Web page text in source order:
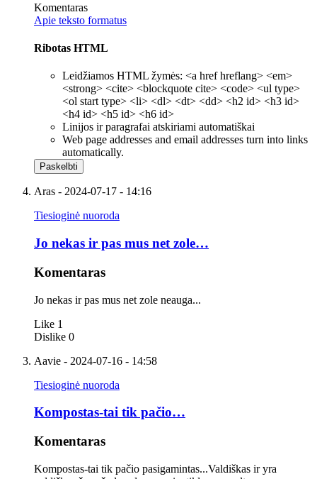
Komentaras
Apie teksto formatus
Ribotas HTML
Leidžiamos HTML žymės: <a href hreflang> <em>
<strong> <cite> <blockquote cite> <code> <ul type>
<ol start type> <li> <dl> <dt> <dd> <h2 id> <h3 id>
<h4 id> <h5 id> <h6 id>
Linijos ir paragrafai atskiriami automatiškai
Web page addresses and email addresses turn into links
automatically.
Aras - 2024-07-17 - 14:16
Tiesioginė nuoroda
Jo nekas ir pas mus net zole…
Komentaras
Jo nekas ir pas mus net zole neauga...
Like 1
Dislike 0
Aavie - 2024-07-16 - 14:58
Tiesioginė nuoroda
Kompostas-tai tik pačio…
Komentaras
Kompostas-tai tik pačio pasigamintas...Valdiškas ir yra